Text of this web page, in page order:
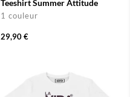
Teeshirt Summer Attitude
1 couleur
29,90 €